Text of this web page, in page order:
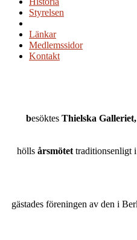
Styrelsen
Länkar
Medlemssidor
Kontakt
besöktes Thielska Galleriet,
hölls årsmötet traditionsenligt
gästades föreningen av den i